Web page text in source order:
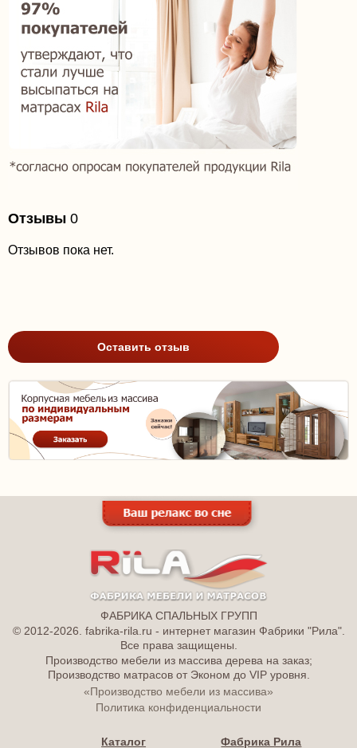
Отзывы 0
Отзывов пока нет.
Оставить отзыв
ФАБРИКА СПАЛЬНЫХ ГРУПП
© 2012-2026. fabrika-rila.ru - интернет магазин Фабрики "Рила".
Все права защищены.
Производство мебели из массива дерева на заказ;
Производство матрасов от Эконом до VIP уровня.
«Производство мебели из массива»
Политика конфиденциальности
Каталог Фабрика Рила